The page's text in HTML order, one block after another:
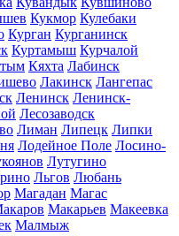
Кукмор Кулебаки
Курган Курганинск
Куртамыш Курчалой
Кяхта Лабинск
Лакинск Лангепас
Ленинск Ленинск-
Лесозаводск
Лиман Липецк Липки
Лодейное Поле Лосино-
Лутугино
Льгов Любань
Магадан Магас
Макарьев Макеевка
Малмыж